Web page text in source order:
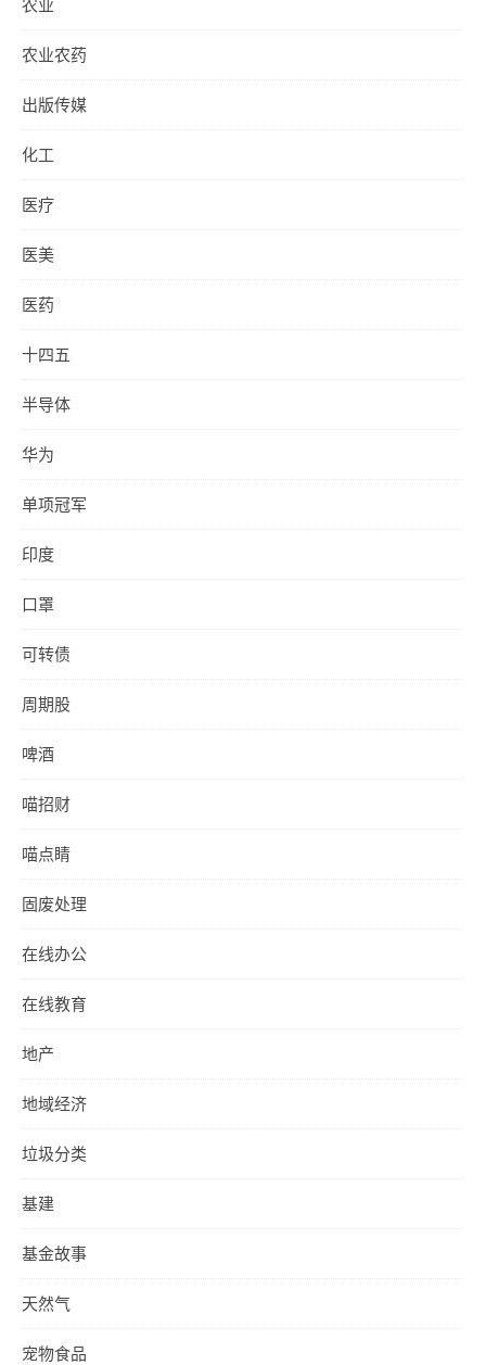
农业
农业农药
出版传媒
化工
医疗
医美
医药
十四五
半导体
华为
单项冠军
印度
口罩
可转债
周期股
啤酒
喵招财
喵点睛
固废处理
在线办公
在线教育
地产
地域经济
垃圾分类
基建
基金故事
天然气
宠物食品